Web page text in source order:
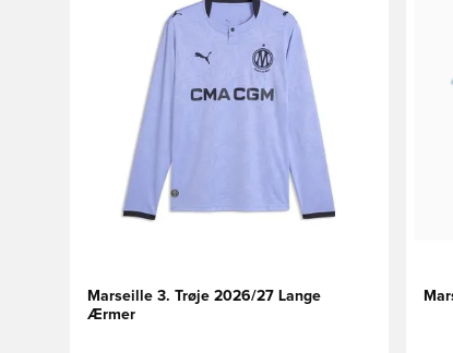
Marseille 3. Trøje 2026/27 Lange
Ærmer